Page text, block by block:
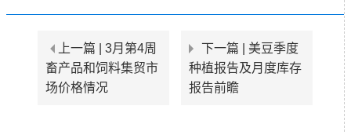
上一篇 | 3月第4周
畜产品和饲料集贸市
场价格情况
下一篇 | 美豆季度
种植报告及月度库存
报告前瞻